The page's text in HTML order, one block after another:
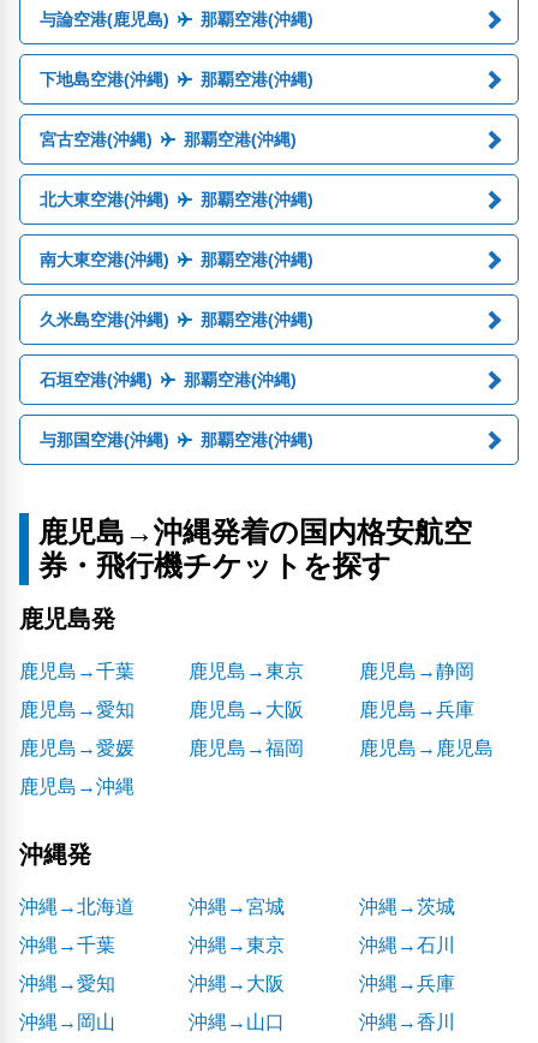
与論空港(鹿児島) 那覇空港(沖縄)
下地島空港(沖縄) 那覇空港(沖縄)
宮古空港(沖縄) 那覇空港(沖縄)
北大東空港(沖縄) 那覇空港(沖縄)
南大東空港(沖縄) 那覇空港(沖縄)
久米島空港(沖縄) 那覇空港(沖縄)
石垣空港(沖縄) 那覇空港(沖縄)
与那国空港(沖縄) 那覇空港(沖縄)
鹿児島→沖縄発着の国内格安航空
券・飛行機チケットを探す
鹿児島発
鹿児島→千葉 鹿児島→東京
鹿児島→静岡
鹿児島→愛知
鹿児島→大阪
鹿児島→兵庫
鹿児島→愛媛
鹿児島→福岡
鹿児島→鹿児島
鹿児島→沖縄
沖縄発
沖縄→北海道 沖縄→宮城
沖縄→茨城
沖縄→千葉
沖縄→東京
沖縄→石川
沖縄→愛知
沖縄→大阪
沖縄→兵庫
沖縄→岡山
沖縄→山口
沖縄→香川